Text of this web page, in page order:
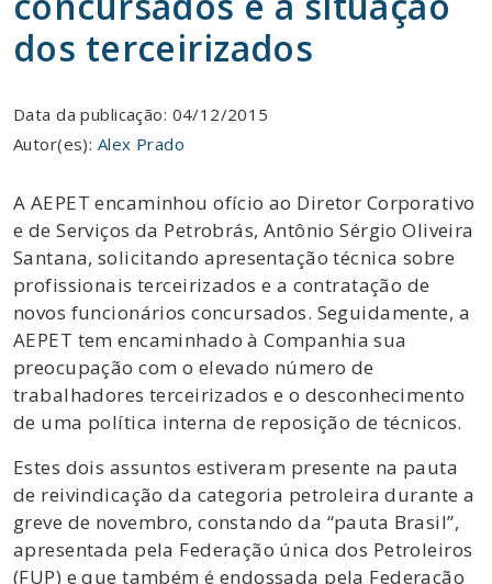
dos terceirizados
Data da publicação: 04/12/2015
Autor(es): Alex Prado
A AEPET encaminhou ofício ao Diretor Corporativo
e de Serviços da Petrobrás, Antônio Sérgio Oliveira
Santana, solicitando apresentação técnica sobre
profissionais terceirizados e a contratação de
novos funcionários concursados. Seguidamente, a
AEPET tem encaminhado à Companhia sua
preocupação com o elevado número de
trabalhadores terceirizados e o desconhecimento
de uma política interna de reposição de técnicos.
Estes dois assuntos estiveram presente na pauta
de reivindicação da categoria petroleira durante a
greve de novembro, constando da “pauta Brasil”,
apresentada pela Federação única dos Petroleiros
(FUP) e que também é endossada pela Federação